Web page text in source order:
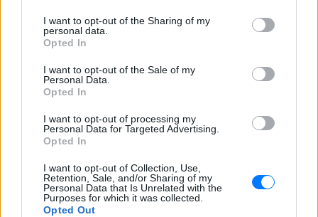
I want to opt-out of the Sharing of my
personal data.
Opted In
I want to opt-out of the Sale of my
Personal Data.
Opted In
I want to opt-out of processing my
Personal Data for Targeted Advertising.
Opted In
I want to opt-out of Collection, Use,
Retention, Sale, and/or Sharing of my
Personal Data that Is Unrelated with the
Purposes for which it was collected.
Opted Out
ΔΕΙΤΕ ΕΠΙΣΗΣ
νεκρό παιδί ‑ Την απέσυραν από
το μετρό
Οι αρμόδιες βρετανικές αρχές έκριναν
ότι το υλικό ήταν ικανό να προκαλέσει
αναστάτωση σε ανήλικους